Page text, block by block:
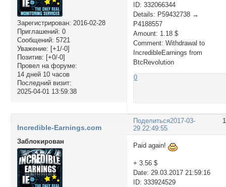
Зарегистрирован: 2016-02-28
Приглашений: 0
Сообщений: 5721
Уважение: [+1/-0]
Позитив: [+0/-0]
Провел на форуме:
14 дней 10 часов
Последний визит:
2025-04-01 13:59:38
ID: 332066344
Details: P59432738 →
P4188557
Amount: 1.18 $
Comment: Withdrawal to
IncredibleEarnings from
BtcRevolution
0
Поделиться2017-03-
29 22:49:55
Incredible-Earnings.com
Заблокирован
Paid again!
+ 3.56 $
Date: 29.03.2017 21:59:16
ID: 333924529